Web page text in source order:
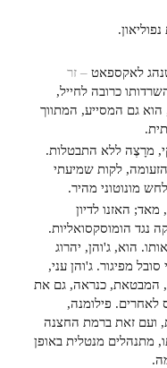
לאקספאט– זר
כרובה לחייל,
הוא גם המסייע, המתווך
מרָצֶה ללא התבטלות.
לקות שמיעתי
מונוטוני מהיר.
האזנו לדיון
נגד הומוסקסואליות.
הוא, ג'והן, יהרוג
מפיגור. ג'והן עני,
המבטאת, כנראה, גם את
לאחרים. פילומנה,
ועם זאת ברמת החצנה
מתנהלים מנטלית באופן